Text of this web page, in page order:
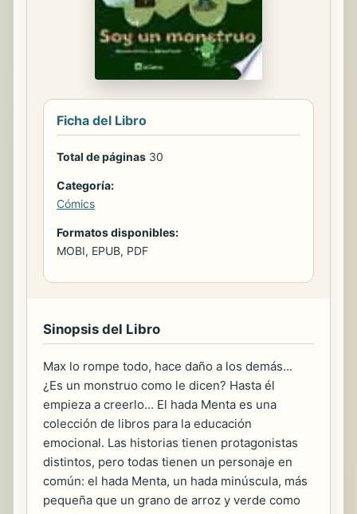
Ficha del Libro
Total de páginas 30
Categoría:
Cómics
Formatos disponibles:
MOBI, EPUB, PDF
Sinopsis del Libro
Max lo rompe todo, hace daño a los demás...
¿Es un monstruo como le dicen? Hasta él
empieza a creerlo... El hada Menta es una
colección de libros para la educación
emocional. Las historias tienen protagonistas
distintos, pero todas tienen un personaje en
común: el hada Menta, un hada minúscula, más
pequeña que un grano de arroz y verde como